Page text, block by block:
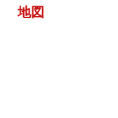
地図